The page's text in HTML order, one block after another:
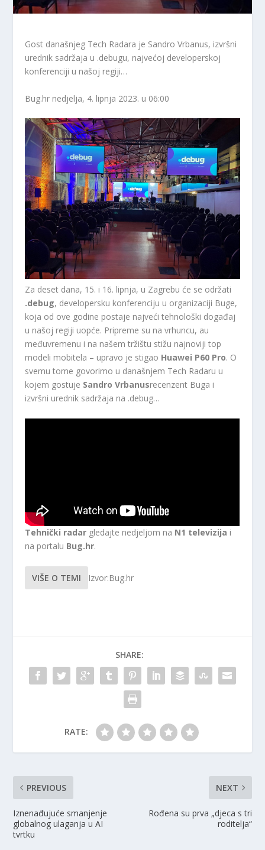
Gost današnjeg Tech Radara je Sandro Vrbanus, izvršni
urednik sadržaja u .debugu, najvećoj developerskoj
konferenciji u našoj regiji…
Bug.hr nedjelja, 4. lipnja 2023. u 06:00
Za deset dana, 15. i 16. lipnja, u Zagrebu će se održati
.debug, developersku konferenciju u organizaciji Buge,
koja od ove godine postaje najveći tehnološki događaj
u našoj regiji uopće. Pripreme su na vrhuncu, au
međuvremenu i na našem tržištu stižu najnoviji top
modeli mobitela – upravo je stigao Huawei P60 Pro. O
svemu tome govorimo u današnjem Tech Radaru u
kojem gostuje Sandro Vrbanusrecenzent Buga i
izvršni urednik sadržaja na .debug…
Tehnički radar gledajte nedjeljom na N1 televizija i
na portalu Bug.hr.
VIŠE O TEMI Izvor:Bug.hr
SHARE:
RATE:
PREVIOUS
Iznenađujuće smanjenje
globalnog ulaganja u AI
tvrtku
NEXT
Rođena su prva „djeca s tri
roditelja“